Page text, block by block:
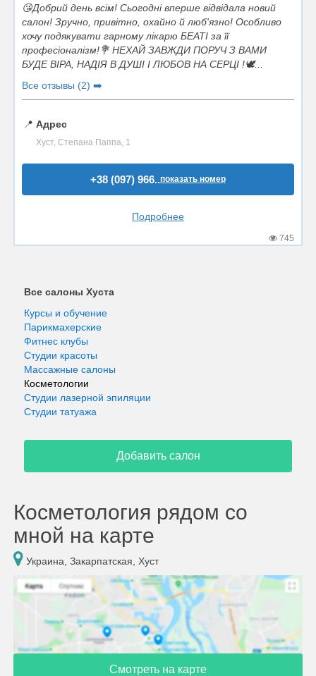
😘Добрий день всім! Сьогодні вперше відвідала новий
салон! Зручно, привітно, охайно й люб'язно! Особливо
хочу подякувати гарному лікарю БЕАТІ за її
професіоналізм!💐 НЕХАЙ ЗАВЖДИ ПОРУЧ З ВАМИ
БУДЕ ВІРА, НАДІЯ В ДУШІ І ЛЮБОВ НА СЕРЦІ !🕊️...
Все отзывы (2) ➡️
📍 Адрес
Хуст, Степана Паппа, 1
+38 (097) 966..показать номер
Подробнее
745
Все салоны Хуста
Курсы и обучение
Парикмахерские
Фитнес клубы
Студии красоты
Массажные салоны
Косметологии
Студии лазерной эпиляции
Студии татуажа
Добавить салон
Косметология рядом со
мной на карте
Украина, Закарпатская, Хуст
Смотреть на карте